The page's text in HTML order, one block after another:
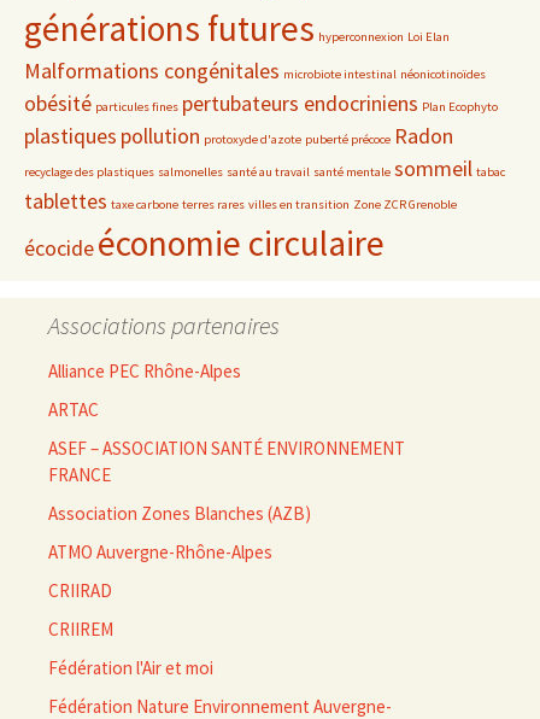
générations futures hyperconnexion Loi Elan
Malformations congénitales microbiote intestinal néonicotinoïdes
obésité particules fines pertubateurs endocriniens Plan Ecophyto
plastiques pollution protoxyde d'azote puberté précoce Radon
recyclage des plastiques salmonelles santé au travail santé mentale sommeil tabac
tablettes taxe carbone terres rares villes en transition Zone ZCR Grenoble
écocideéconomie circulaire
Associations partenaires
Alliance PEC Rhône-Alpes
ARTAC
ASEF – ASSOCIATION SANTÉ ENVIRONNEMENT
FRANCE
Association Zones Blanches (AZB)
ATMO Auvergne-Rhône-Alpes
CRIIRAD
CRIIREM
Fédération l'Air et moi
Fédération Nature Environnement Auvergne-